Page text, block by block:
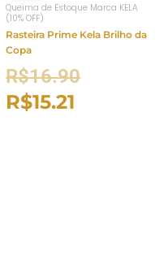
Queima de Estoque Marca KELA
(10% OFF)
Rasteira Prime Kela Brilho da
Copa
R$16.90
R$15.21